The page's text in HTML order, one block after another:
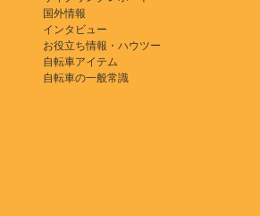
国外情報
インタビュー
お役立ち情報・ハウツー
自転車アイテム
自転車の一般常識